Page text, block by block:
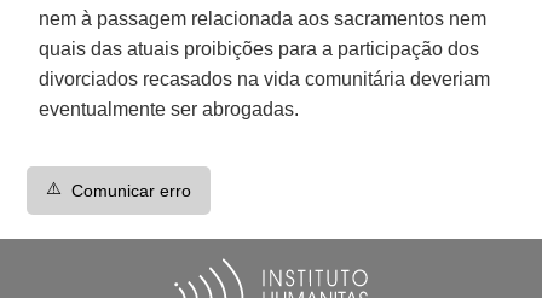
nem à passagem relacionada aos sacramentos nem
quais das atuais proibições para a participação dos
divorciados recasados na vida comunitária deveriam
eventualmente ser abrogadas.
⚠️ Comunicar erro